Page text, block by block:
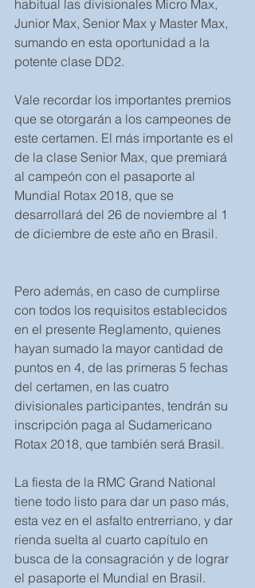
habitual las divisionales Micro Max,
Junior Max, Senior Max y Master Max,
sumando en esta oportunidad a la
potente clase DD2.
Vale recordar los importantes premios
que se otorgarán a los campeones de
este certamen. El más importante es el
de la clase Senior Max, que premiará
al campeón con el pasaporte al
Mundial Rotax 2018, que se
desarrollará del 26 de noviembre al 1
de diciembre de este año en Brasil.
Pero además, en caso de cumplirse
con todos los requisitos establecidos
en el presente Reglamento, quienes
hayan sumado la mayor cantidad de
puntos en 4, de las primeras 5 fechas
del certamen, en las cuatro
divisionales participantes, tendrán su
inscripción paga al Sudamericano
Rotax 2018, que también será Brasil.
La fiesta de la RMC Grand National
tiene todo listo para dar un paso más,
esta vez en el asfalto entrerriano, y dar
rienda suelta al cuarto capítulo en
busca de la consagración y de lograr
el pasaporte el Mundial en Brasil.